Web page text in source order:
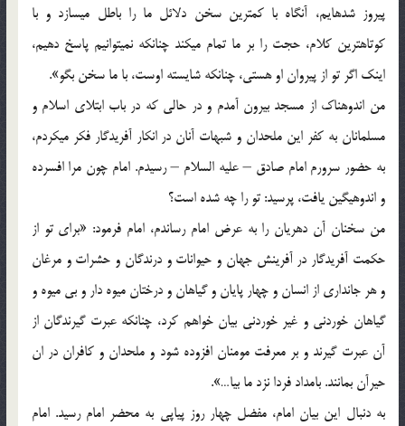
پیروز شده‏ایم، آنگاه با كمترین سخن دلائل ما را باطل می‏سازد و با
كوتاهترین كلام، حجت را بر ما تمام می‏كند چنانكه نمی‏توانیم پاسخ دهیم،
اینك اگر تو از پیروان او هستی، چنانكه شایسته اوست، با ما سخن بگو».
من اندوهناك از مسجد بیرون آمدم و در حالی كه در باب ابتلای اسلام و
مسلمانان به كفر این ملحدان و شبهات آنان در انكار آفریدگار فكر می‏كردم،
به حضور سرورم امام صادق – علیه السلام – رسیدم. امام چون مرا افسرده
و اندوهیگین یافت، پرسید: تو را چه شده است؟
من سخنان آن دهریان را به عرض امام رساندم، امام فرمود: «برای تو از
حكمت آفریدگار در آفرینش جهان و حیوانات و درندگان و حشرات و مرغان
و هر جانداری از انسان و چهار پایان و گیاهان و درختان میوه دار و بی میوه و
گیاهان خوردنی و غیر خوردنی بیان خواهم كرد، چنانكه عبرت گیرندگان از
آن عبرت گیرند و بر معرفت مومنان افزوده شود و ملحدان و كافران در ان
حیرآن بمانند. بامداد فردا نزد ما بیا…».
به دنبال این بیان امام، مفضل چهار روز پیاپی به محضر امام رسید. امام